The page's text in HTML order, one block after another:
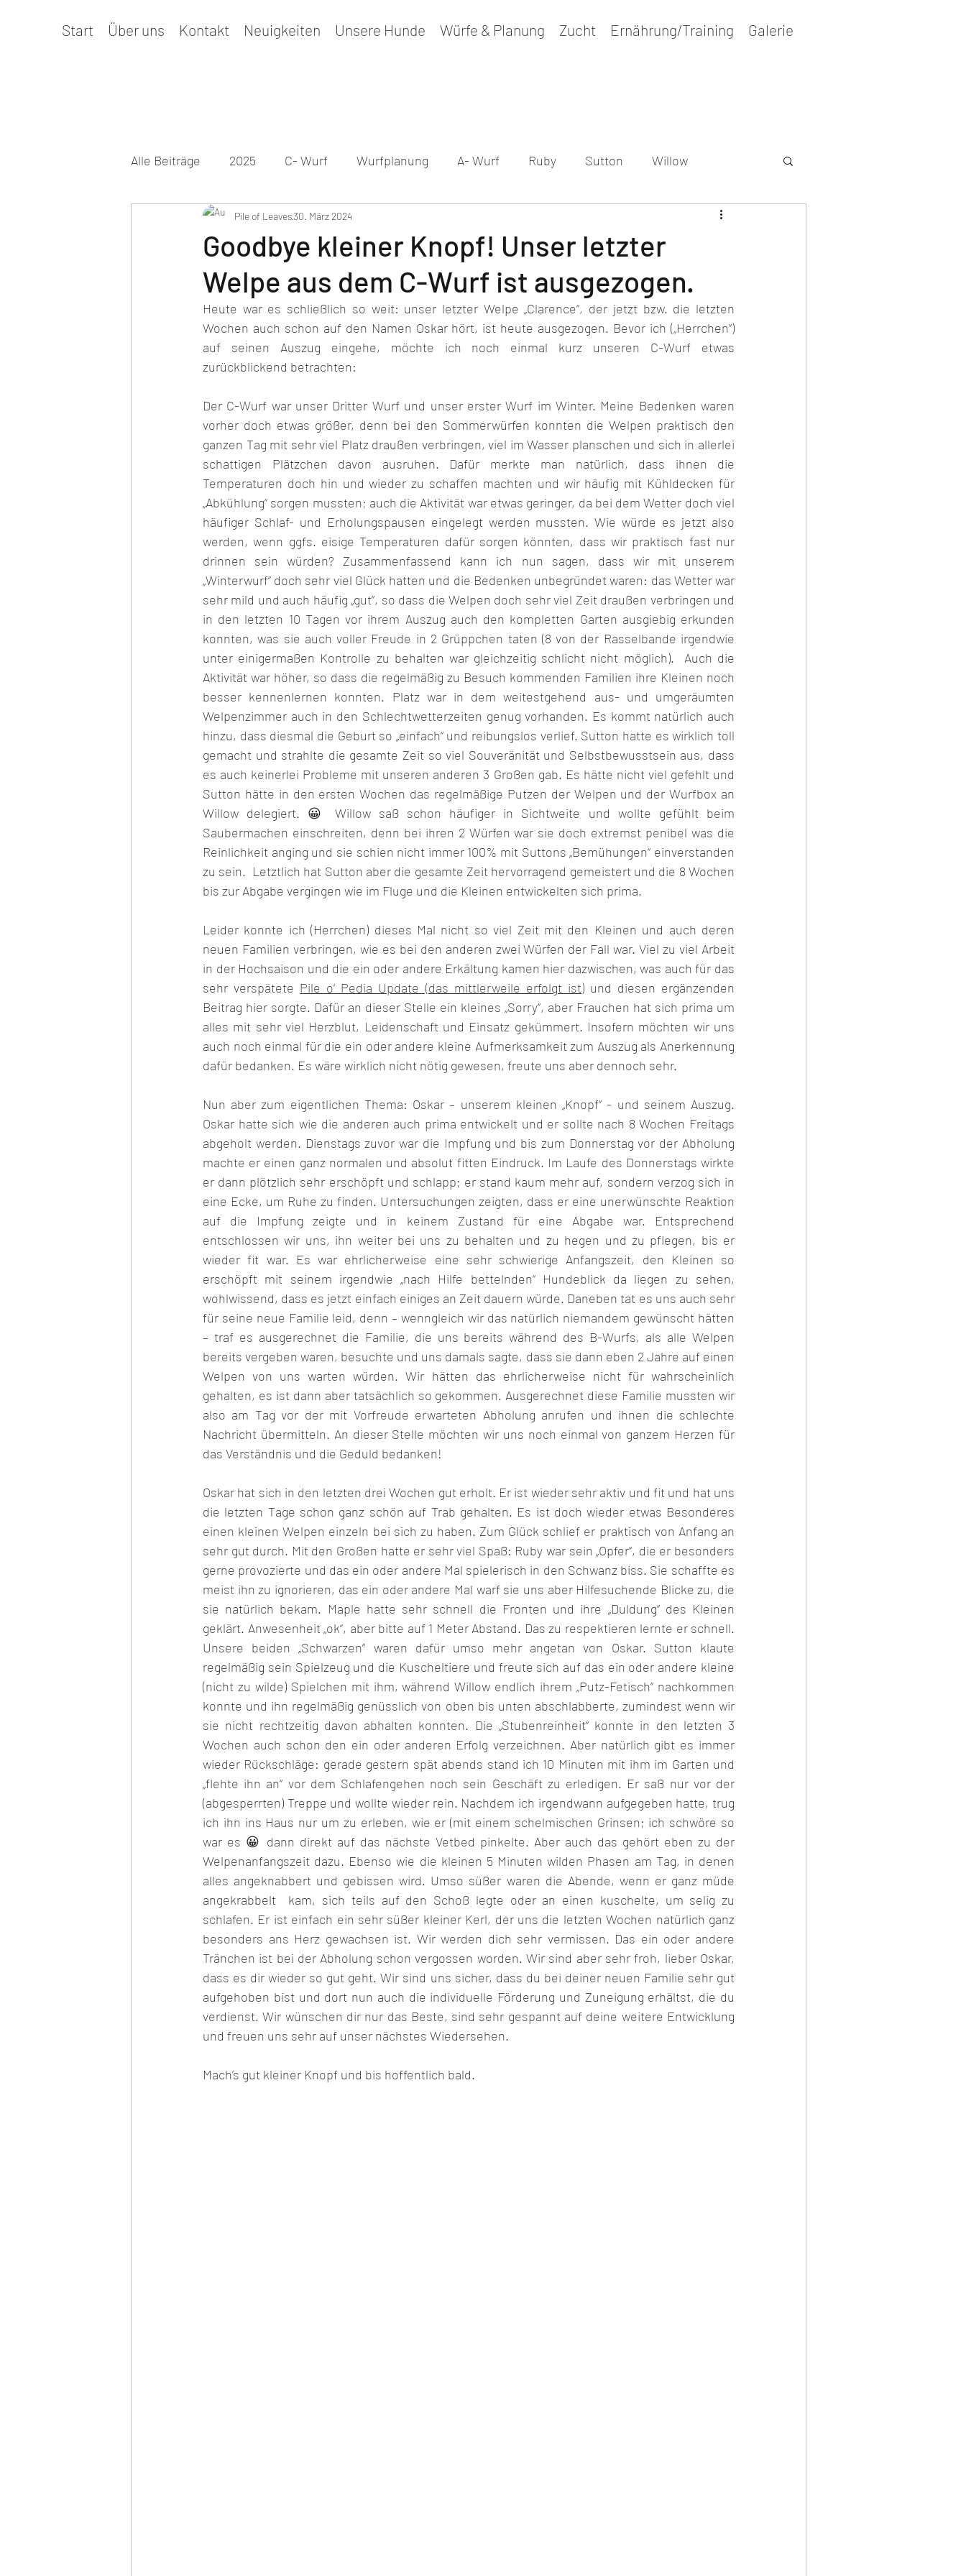
Start Über uns Kontakt Neuigkeiten Unsere Hunde Würfe & Planung Zucht Ernährung/Training Galerie
Alle Beiträge 2025 C- Wurf Wurfplanung A- Wurf Ruby Sutton Willow
Prüfungen & Termine Gesundheitsergebnisse Wesenstest
D-Wurf
Goodbye kleiner Knopf! Unser letzter
Welpe aus dem C-Wurf ist ausgezogen.
Pile of Leaves30. März 2024
Heute war es schließlich so weit: unser letzter Welpe „Clarence“, der jetzt bzw. die letzten
Wochen auch schon auf den Namen Oskar hört, ist heute ausgezogen. Bevor ich („Herrchen“)
auf seinen Auszug eingehe, möchte ich noch einmal kurz unseren C-Wurf etwas
zurückblickend betrachten:
Der C-Wurf war unser Dritter Wurf und unser erster Wurf im Winter. Meine Bedenken waren
vorher doch etwas größer, denn bei den Sommerwürfen konnten die Welpen praktisch den
ganzen Tag mit sehr viel Platz draußen verbringen, viel im Wasser planschen und sich in allerlei
schattigen Plätzchen davon ausruhen. Dafür merkte man natürlich, dass ihnen die
Temperaturen doch hin und wieder zu schaffen machten und wir häufig mit Kühldecken für
„Abkühlung“ sorgen mussten; auch die Aktivität war etwas geringer, da bei dem Wetter doch viel
häufiger Schlaf- und Erholungspausen eingelegt werden mussten. Wie würde es jetzt also
werden, wenn ggfs. eisige Temperaturen dafür sorgen könnten, dass wir praktisch fast nur
drinnen sein würden? Zusammenfassend kann ich nun sagen, dass wir mit unserem
„Winterwurf“ doch sehr viel Glück hatten und die Bedenken unbegründet waren: das Wetter war
sehr mild und auch häufig „gut“, so dass die Welpen doch sehr viel Zeit draußen verbringen und
in den letzten 10 Tagen vor ihrem Auszug auch den kompletten Garten ausgiebig erkunden
konnten, was sie auch voller Freude in 2 Grüppchen taten (8 von der Rasselbande irgendwie
unter einigermaßen Kontrolle zu behalten war gleichzeitig schlicht nicht möglich).  Auch die
Aktivität war höher, so dass die regelmäßig zu Besuch kommenden Familien ihre Kleinen noch
besser kennenlernen konnten. Platz war in dem weitestgehend aus- und umgeräumten
Welpenzimmer auch in den Schlechtwetterzeiten genug vorhanden. Es kommt natürlich auch
hinzu, dass diesmal die Geburt so „einfach“ und reibungslos verlief. Sutton hatte es wirklich toll
gemacht und strahlte die gesamte Zeit so viel Souveränität und Selbstbewusstsein aus, dass
es auch keinerlei Probleme mit unseren anderen 3 Großen gab. Es hätte nicht viel gefehlt und
Sutton hätte in den ersten Wochen das regelmäßige Putzen der Welpen und der Wurfbox an
Willow delegiert. 😀 Willow saß schon häufiger in Sichtweite und wollte gefühlt beim
Saubermachen einschreiten, denn bei ihren 2 Würfen war sie doch extremst penibel was die
Reinlichkeit anging und sie schien nicht immer 100% mit Suttons „Bemühungen“ einverstanden
zu sein.  Letztlich hat Sutton aber die gesamte Zeit hervorragend gemeistert und die 8 Wochen
bis zur Abgabe vergingen wie im Fluge und die Kleinen entwickelten sich prima.
Leider konnte ich (Herrchen) dieses Mal nicht so viel Zeit mit den Kleinen und auch deren
neuen Familien verbringen, wie es bei den anderen zwei Würfen der Fall war. Viel zu viel Arbeit
in der Hochsaison und die ein oder andere Erkältung kamen hier dazwischen, was auch für das
sehr verspätete Pile o‘ Pedia Update (das mittlerweile erfolgt ist) und diesen ergänzenden
Beitrag hier sorgte. Dafür an dieser Stelle ein kleines „Sorry“, aber Frauchen hat sich prima um
alles mit sehr viel Herzblut, Leidenschaft und Einsatz gekümmert. Insofern möchten wir uns
auch noch einmal für die ein oder andere kleine Aufmerksamkeit zum Auszug als Anerkennung
dafür bedanken. Es wäre wirklich nicht nötig gewesen, freute uns aber dennoch sehr.
Nun aber zum eigentlichen Thema: Oskar – unserem kleinen „Knopf“ - und seinem Auszug.
Oskar hatte sich wie die anderen auch prima entwickelt und er sollte nach 8 Wochen Freitags
abgeholt werden. Dienstags zuvor war die Impfung und bis zum Donnerstag vor der Abholung
machte er einen ganz normalen und absolut fitten Eindruck. Im Laufe des Donnerstags wirkte
er dann plötzlich sehr erschöpft und schlapp; er stand kaum mehr auf, sondern verzog sich in
eine Ecke, um Ruhe zu finden. Untersuchungen zeigten, dass er eine unerwünschte Reaktion
auf die Impfung zeigte und in keinem Zustand für eine Abgabe war. Entsprechend
entschlossen wir uns, ihn weiter bei uns zu behalten und zu hegen und zu pflegen, bis er
wieder fit war. Es war ehrlicherweise eine sehr schwierige Anfangszeit, den Kleinen so
erschöpft mit seinem irgendwie „nach Hilfe bettelnden“ Hundeblick da liegen zu sehen,
wohlwissend, dass es jetzt einfach einiges an Zeit dauern würde. Daneben tat es uns auch sehr
für seine neue Familie leid, denn – wenngleich wir das natürlich niemandem gewünscht hätten
– traf es ausgerechnet die Familie, die uns bereits während des B-Wurfs, als alle Welpen
bereits vergeben waren, besuchte und uns damals sagte, dass sie dann eben 2 Jahre auf einen
Welpen von uns warten würden. Wir hätten das ehrlicherweise nicht für wahrscheinlich
gehalten, es ist dann aber tatsächlich so gekommen. Ausgerechnet diese Familie mussten wir
also am Tag vor der mit Vorfreude erwarteten Abholung anrufen und ihnen die schlechte
Nachricht übermitteln. An dieser Stelle möchten wir uns noch einmal von ganzem Herzen für
das Verständnis und die Geduld bedanken!
Oskar hat sich in den letzten drei Wochen gut erholt. Er ist wieder sehr aktiv und fit und hat uns
die letzten Tage schon ganz schön auf Trab gehalten. Es ist doch wieder etwas Besonderes
einen kleinen Welpen einzeln bei sich zu haben. Zum Glück schlief er praktisch von Anfang an
sehr gut durch. Mit den Großen hatte er sehr viel Spaß: Ruby war sein „Opfer“, die er besonders
gerne provozierte und das ein oder andere Mal spielerisch in den Schwanz biss. Sie schaffte es
meist ihn zu ignorieren, das ein oder andere Mal warf sie uns aber Hilfesuchende Blicke zu, die
sie natürlich bekam. Maple hatte sehr schnell die Fronten und ihre „Duldung“ des Kleinen
geklärt. Anwesenheit „ok“, aber bitte auf 1 Meter Abstand. Das zu respektieren lernte er schnell.
Unsere beiden „Schwarzen“ waren dafür umso mehr angetan von Oskar. Sutton klaute
regelmäßig sein Spielzeug und die Kuscheltiere und freute sich auf das ein oder andere kleine
(nicht zu wilde) Spielchen mit ihm, während Willow endlich ihrem „Putz-Fetisch“ nachkommen
konnte und ihn regelmäßig genüsslich von oben bis unten abschlabberte, zumindest wenn wir
sie nicht rechtzeitig davon abhalten konnten. Die „Stubenreinheit“ konnte in den letzten 3
Wochen auch schon den ein oder anderen Erfolg verzeichnen. Aber natürlich gibt es immer
wieder Rückschläge: gerade gestern spät abends stand ich 10 Minuten mit ihm im Garten und
„flehte ihn an“ vor dem Schlafengehen noch sein Geschäft zu erledigen. Er saß nur vor der
(abgesperrten) Treppe und wollte wieder rein. Nachdem ich irgendwann aufgegeben hatte, trug
ich ihn ins Haus nur um zu erleben, wie er (mit einem schelmischen Grinsen; ich schwöre so
war es 😀 dann direkt auf das nächste Vetbed pinkelte. Aber auch das gehört eben zu der
Welpenanfangszeit dazu. Ebenso wie die kleinen 5 Minuten wilden Phasen am Tag, in denen
alles angeknabbert und gebissen wird. Umso süßer waren die Abende, wenn er ganz müde
angekrabbelt  kam, sich teils auf den Schoß legte oder an einen kuschelte, um selig zu
schlafen. Er ist einfach ein sehr süßer kleiner Kerl, der uns die letzten Wochen natürlich ganz
besonders ans Herz gewachsen ist. Wir werden dich sehr vermissen. Das ein oder andere
Tränchen ist bei der Abholung schon vergossen worden. Wir sind aber sehr froh, lieber Oskar,
dass es dir wieder so gut geht. Wir sind uns sicher, dass du bei deiner neuen Familie sehr gut
aufgehoben bist und dort nun auch die individuelle Förderung und Zuneigung erhältst, die du
verdienst. Wir wünschen dir nur das Beste, sind sehr gespannt auf deine weitere Entwicklung
und freuen uns sehr auf unser nächstes Wiedersehen.
Mach’s gut kleiner Knopf und bis hoffentlich bald.